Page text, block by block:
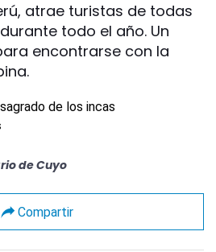
atrae turistas de todas
todo el año. Un
encontrarse con la
de Cuyo
Compartir